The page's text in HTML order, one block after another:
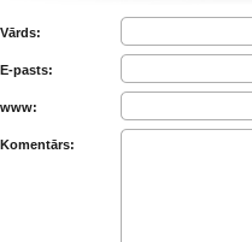
Vārds:
E-pasts:
www:
Komentārs: